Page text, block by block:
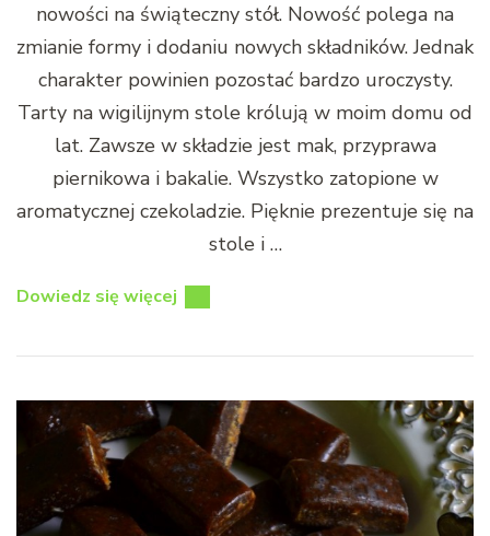
nowości na świąteczny stół. Nowość polega na
zmianie formy i dodaniu nowych składników. Jednak
charakter powinien pozostać bardzo uroczysty.
Tarty na wigilijnym stole królują w moim domu od
lat. Zawsze w składzie jest mak, przyprawa
piernikowa i bakalie. Wszystko zatopione w
aromatycznej czekoladzie. Pięknie prezentuje się na
stole i …
Dowiedz się więcej